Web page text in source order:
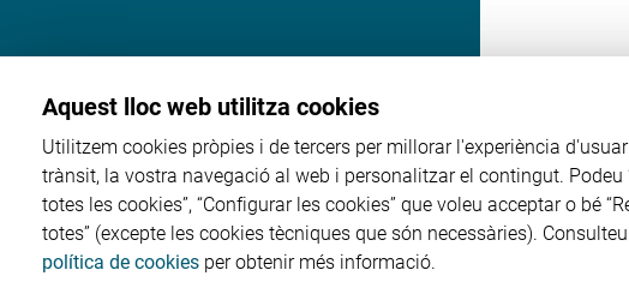
Aquest lloc web utilitza cookies
Utilitzem cookies pròpies i de tercers per millorar l'experiència
trànsit, la vostra navegació al web i personalitzar el contingut. Podeu
totes les cookies”, “Configurar les cookies” que voleu acceptar o bé
totes” (excepte les cookies tècniques que són necessàries).
política de cookies per obtenir més informació.